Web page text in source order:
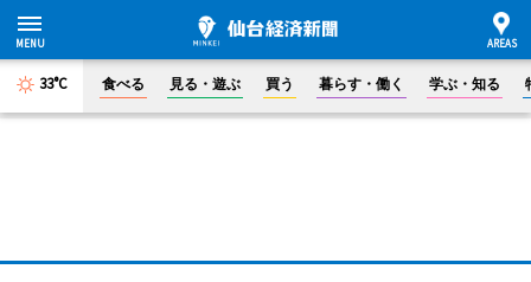
33°C 食べる 見る・遊ぶ 買う 暮らす・働く 学ぶ・知る